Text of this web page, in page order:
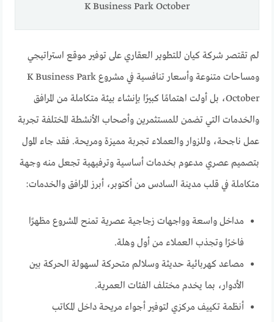
K Business Park October
لم تقتصر شركة كيان للتطوير العقاري على توفير موقع استراتيجي
ومساحات متنوعة وأسعار تنافسية في مشروع K Business Park
October، بل أولت اهتمامًا كبيرًا بإنشاء بيئة متكاملة من المرافق
والخدمات التي تضمن للمستثمرين وأصحاب الأنشطة المختلفة تجربة
عمل ناجحة، وللزوار والعملاء تجربة مميزة ومريحة. فقد جاء المول
بتصميم عصري مدعوم بخدمات أساسية وترفيهية تجعل منه وجهة
متكاملة في قلب مدينة السادس من أكتوبر، أبرز المرافق والخدمات:
مداخل واسعة وواجهات زجاجية عصرية تمنح المشروع مظهرًا
فاخرًا وتجذب العملاء من أول وهلة.
مصاعد كهربائية حديثة وسلالم متحركة لسهولة الحركة بين
الأدوار، بما يخدم مختلف الفئات العمرية.
أنظمة تكييف مركزي لتوفير أجواء مريحة داخل المكاتب